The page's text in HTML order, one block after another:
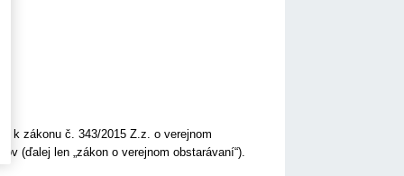
k zákonu č. 343/2015 Z.z. o verejnom
(ďalej len „zákon o verejnom obstarávaní“).